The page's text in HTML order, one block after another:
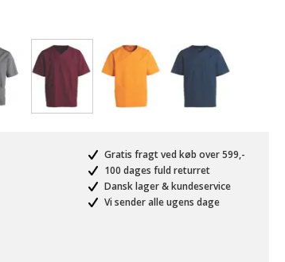
Gratis fragt ved køb over 599,-
100 dages fuld returret
Dansk lager & kundeservice
Vi sender alle ugens dage